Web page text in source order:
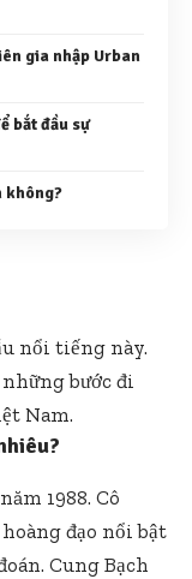
gia nhập Urban
bắt đầu sự
không?
nổi tiếng này.
bước đi
Nam.
1988. Cô
đạo nổi bật
Cung Bạch